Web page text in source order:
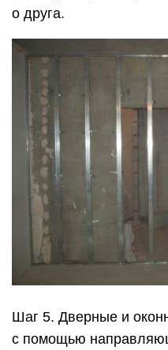
о друга.
Шаг 5. Дверные и
с помощью